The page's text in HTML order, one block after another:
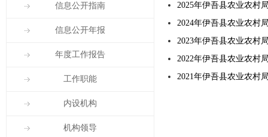
信息公开指南
信息公开年报
年度工作报告
工作职能
内设机构
机构领导
2025年伊吾县农业农村
2024年伊吾县农业农村
2023年伊吾县农业农村
2022年伊吾县农业农村
2021年伊吾县农业农村